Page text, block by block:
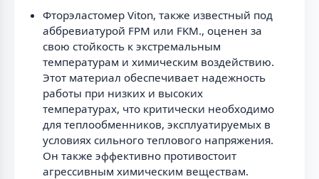
Фторэластомер Viton, также известный под
аббревиатурой FPM или FKM., оценен за
свою стойкость к экстремальным
температурам и химическим воздействию.
Этот материал обеспечивает надежность
работы при низких и высоких
температурах, что критически необходимо
для теплообменников, эксплуатируемых в
условиях сильного теплового напряжения.
Он также эффективно противостоит
агрессивным химическим веществам.